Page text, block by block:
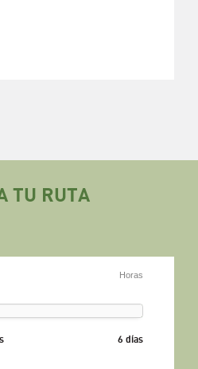
TU RUTA
Horas
6 días